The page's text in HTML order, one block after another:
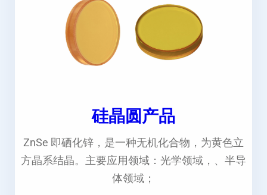
硅晶圆产品
ZnSe 即硒化锌，是一种无机化合物，为黄色立
方晶系结晶。主要应用领域：光学领域，、半导
体领域；